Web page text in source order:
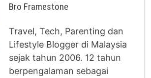
Bro Framestone
Travel, Tech, Parenting dan
Lifestyle Blogger di Malaysia
sejak tahun 2006. 12 tahun
berpengalaman sebagai